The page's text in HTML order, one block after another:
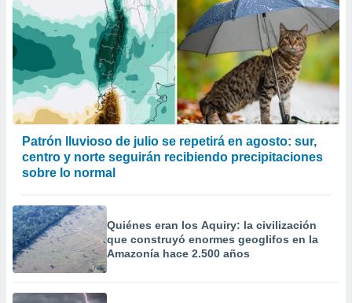
Patrón lluvioso de julio se repetirá en agosto: sur,
centro y norte seguirán recibiendo precipitaciones
sobre lo normal
Quiénes eran los Aquiry: la civilización
que construyó enormes geoglifos en la
Amazonía hace 2.500 años